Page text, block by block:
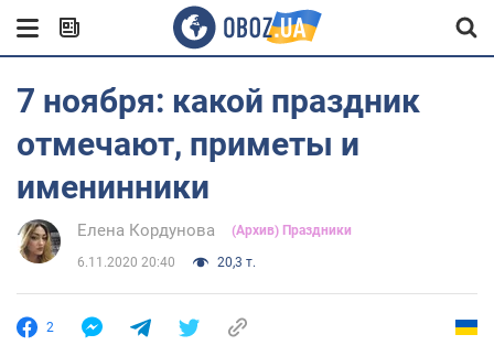
7 ноября: какой праздник
отмечают, приметы и
именинники
Елена Кордунова (Архив) Праздники
6.11.2020 20:40 20,3 т.
2